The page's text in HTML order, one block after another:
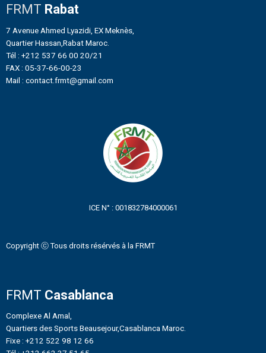
FRMT Rabat
7 Avenue Ahmed Lyazidi, EX Meknès,
Quartier Hassan,Rabat Maroc.
Tél : +212 537 66 00 20/21
FAX : 05-37-66-00-23
Mail : contact.frmt@gmail.com
ICE N° : 001832784000061
Copyright ⓒ Tous droits résérvés à la FRMT
FRMT Casablanca
Complexe Al Amal,
Quartiers des Sports Beausejour,Casablanca Maroc.
Fixe : +212 522 98 12 66